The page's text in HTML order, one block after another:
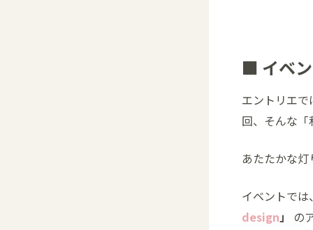
■ イベ
エントリエ
回、そんな
あたたかな
イベントで
design」 の